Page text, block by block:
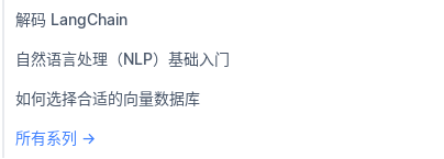
解码 LangChain
自然语言处理（NLP）基础入门
如何选择合适的向量数据库
所有系列 →